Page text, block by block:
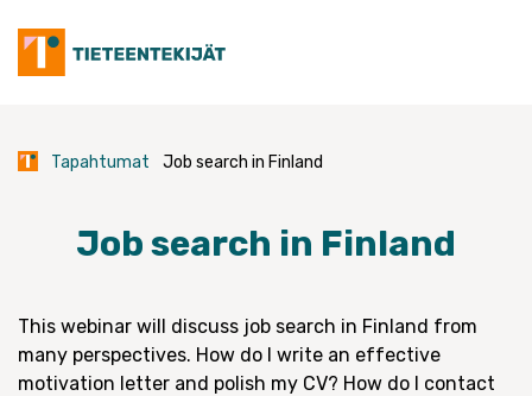
content
Tapahtumat Job search in Finland
Job search in Finland
This webinar will discuss job search in Finland from
many perspectives. How do I write an effective
motivation letter and polish my CV? How do I contact